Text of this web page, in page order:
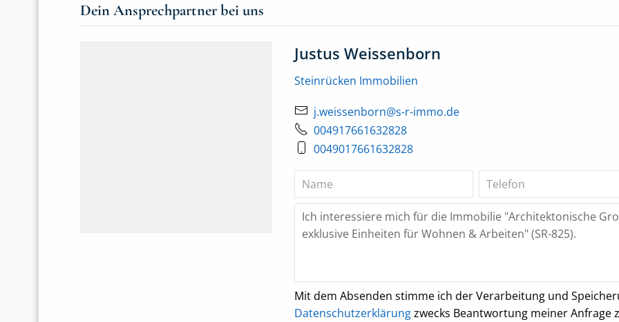
Dein Ansprechpartner bei uns
Justus Weissenborn
Steinrücken Immobilien
j.weissenborn@s-r-immo.de
004917661632828
0049017661632828
Mit dem Absenden stimme ich der Verarbeitung und
Datenschutzerklärungzwecks Beantwortung meiner Anfrage